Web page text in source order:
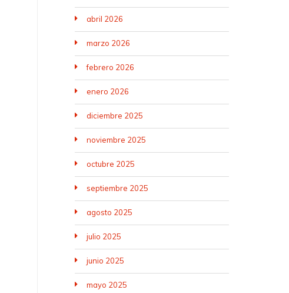
abril 2026
marzo 2026
febrero 2026
enero 2026
diciembre 2025
noviembre 2025
octubre 2025
septiembre 2025
agosto 2025
julio 2025
junio 2025
mayo 2025